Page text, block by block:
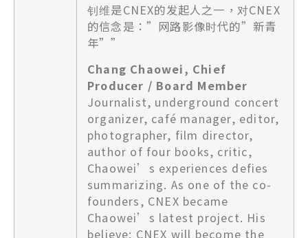
钊维是CNEX的发起人之一，对CNEX
的信念是：”网路影像时代的”新青
年””
Chang Chaowei, Chief
Producer / Board Member
Journalist, underground concert
organizer, café manager, editor,
photographer, film director,
author of four books, critic,
Chaowei’s experiences defies
summarizing. As one of the co-
founders, CNEX became
Chaowei’s latest project. His
believe: CNEX will become the